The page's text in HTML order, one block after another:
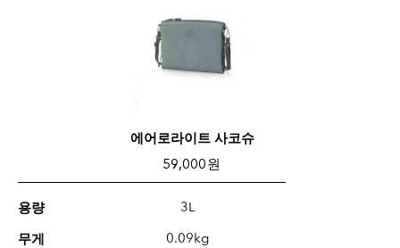
에어로라이트 사코슈
59,000 원
용량 3L
무게 0.09kg